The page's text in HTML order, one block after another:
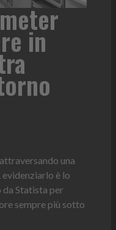
in
una
è lo
Statista per
sempre più sotto